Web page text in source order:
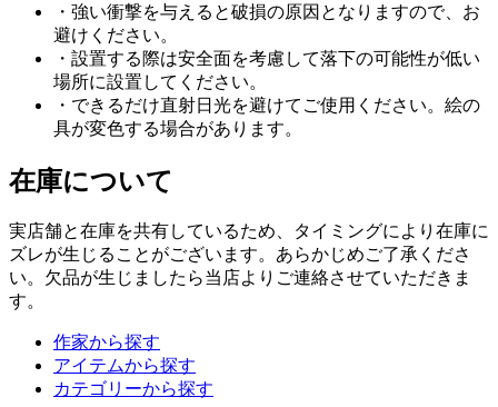
・強い衝撃を与えると破損の原因となりますので、お
避けください。
・設置する際は安全面を考慮して落下の可能性が低い
場所に設置してください。
・できるだけ直射日光を避けてご使用ください。絵の
具が変色する場合があります。
在庫について
実店舗と在庫を共有しているため、タイミングにより在庫に
ズレが生じることがございます。あらかじめご了承くださ
い。欠品が生じましたら当店よりご連絡させていただきま
す。
作家から探す
アイテムから探す
カテゴリーから探す